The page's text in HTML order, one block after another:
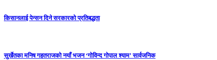
किसानलाई पेन्सन दिने सरकारको प्रतिबद्धता
सुर्खेतका मनिष गहतराजको नयाँ भजन ‘गोविन्द गोपाल श्याम’ सार्वजनिक